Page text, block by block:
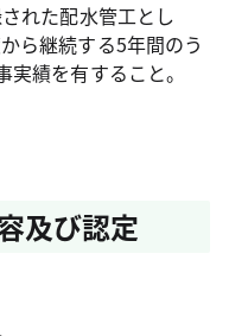
れた配水管工とし
ら継続する5年間のう
績を有すること。
及び認定